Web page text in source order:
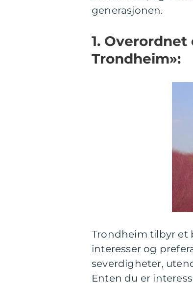
generasjonen.
1.
Trondheim»:
Trondheim tilbyr et
interesser og
severdigheter,
Enten du er